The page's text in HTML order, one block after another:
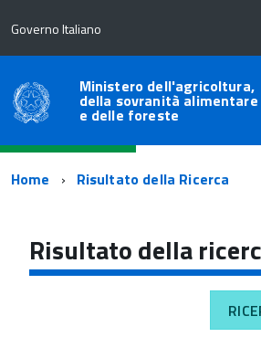
Governo Italiano
Ministero dell'agricoltura,
della sovranità alimentare
e delle foreste
Percorso
navigazione
Home Risultato della Ricerca
Risultato della